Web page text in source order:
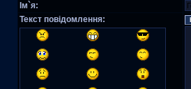
Ім`я:
Текст повідомлення: